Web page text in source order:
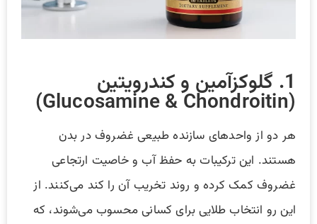
1. گلوکزآمین و کندرویتین
(Glucosamine & Chondroitin)
هر دو از واحدهای سازنده طبیعی غضروف در بدن
هستند. این ترکیبات به حفظ آب و خاصیت ارتجاعی
غضروف کمک کرده و روند تخریب آن را کند می‌کنند. از
این رو انتخاب طلایی برای کسانی محسوب می‌شوند، که